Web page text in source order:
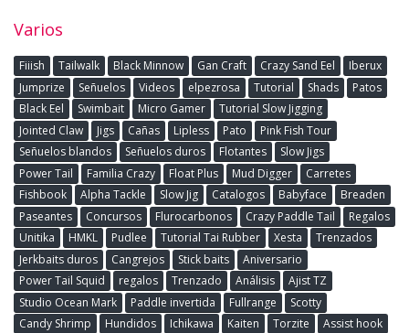
Varios
Fiiish Tailwalk Black Minnow Gan Craft Crazy Sand Eel
Iberux
Jumprize
Señuelos Videos elpezrosa Tutorial Shads
Patos
Black Eel
Swimbait Micro Gamer
Tutorial Slow Jigging
Jointed Claw
Jigs Cañas Lipless Pato
Pink Fish Tour
Señuelos blandos
Señuelos duros Flotantes
Slow Jigs
Power Tail
Familia Crazy Float Plus Mud Digger
Carretes
Fishbook
Alpha Tackle Slow Jig Catalogos Babyface
Breaden
Paseantes
Concursos Flurocarbonos Crazy Paddle Tail
Regalos
Unitika
HMKL Pudlee Tutorial Tai Rubber Xesta
Trenzados
Jerkbaits duros
Cangrejos Stick baits
Aniversario
Power Tail Squid
regalos Trenzado Análisis
Ajist TZ
Studio Ocean Mark
Paddle invertida Fullrange
Scotty
Candy Shrimp
Hundidos Ichikawa Kaiten Torzite
Assist hook